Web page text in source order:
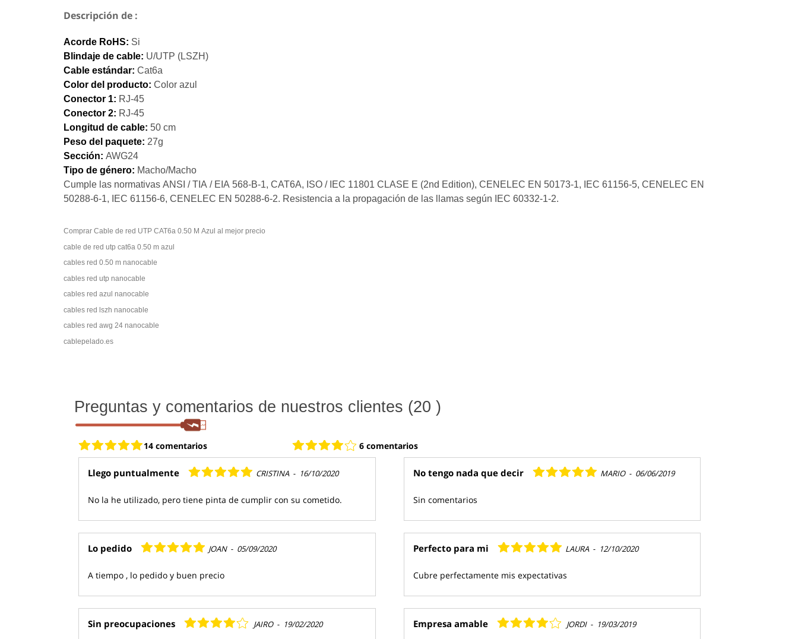
Descripción de :
Acorde RoHS: Si
Blindaje de cable: U/UTP (LSZH)
Cable estándar: Cat6a
Color del producto: Color azul
Conector 1: RJ-45
Conector 2: RJ-45
Longitud de cable: 50 cm
Peso del paquete: 27g
Sección: AWG24
Tipo de género: Macho/Macho
Cumple las normativas ANSI / TIA / EIA 568-B-1, CAT6A, ISO / IEC 11801 CLASE E (2nd Edition), CENELEC EN 50173-1, IEC 61156-5, CENELEC EN
50288-6-1, IEC 61156-6, CENELEC EN 50288-6-2. Resistencia a la propagación de las llamas según IEC 60332-1-2.
Comprar Cable de red UTP CAT6a 0.50 M Azul al mejor precio
cable de red utp cat6a 0.50 m azul
cables red 0.50 m nanocable
cables red utp nanocable
cables red azul nanocable
cables red lszh nanocable
cables red awg 24 nanocable
cablepelado.es
Preguntas y comentarios de nuestros clientes (20 )
14 comentarios 6 comentarios
Llego puntualmente CRISTINA - 16/10/2020
No la he utilizado, pero tiene pinta de cumplir con su cometido.
Lo pedido JOAN - 05/09/2020
A tiempo , lo pedido y buen precio
Sin preocupaciones JAIRO - 19/02/2020
No tengo nada que decir MARIO - 06/06/2019
Sin comentarios
Perfecto para mi LAURA - 12/10/2020
Cubre perfectamente mis expectativas
Empresa amable JORDI - 19/03/2019